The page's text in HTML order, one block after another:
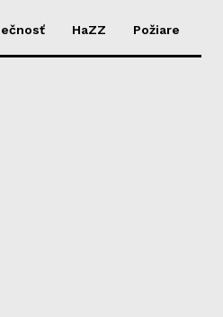
HaZZ Požiare